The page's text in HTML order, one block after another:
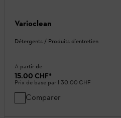
Varioclean
Détergents / Produits d'entretien
A partir de
15.00 CHF*
Prix de base par l 30.00 CHF
Comparer